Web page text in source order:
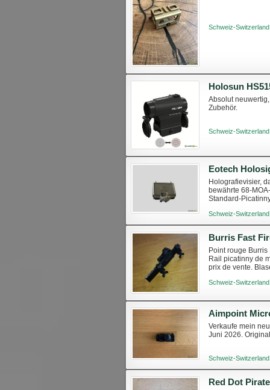
Schweiz-
Holosun
Absolut
Zubehör.
Schweiz-
Eotech
Holografievisier,
bewährte 68-
Standard-
Schweiz-
Point rouge Burris
Rail picatinny de
prix de vente.
Schweiz-
Aimpoint
Verkaufe mein
Juni 2026.
Schweiz-
Red Dot